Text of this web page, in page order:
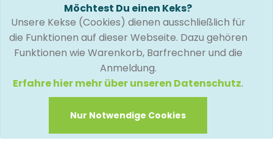
Möchtest Du einen Keks?
Unsere Kekse (Cookies) dienen ausschließlich für
die Funktionen auf dieser Webseite. Dazu gehören
Funktionen wie Warenkorb, Barfrechner und die
Anmeldung.
Erfahre hier mehr über unseren Datenschutz.
Nur Notwendige Cookies